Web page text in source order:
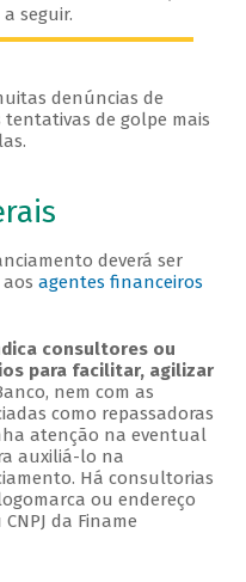
seguir.
denúncias de
tentativas de golpe mais
deverá ser
agentes financeiros
consultores ou
para facilitar, agilizar
nem com as
como repassadoras
atenção na eventual
auxiliá-lo na
Há consultorias
ou endereço
da Finame